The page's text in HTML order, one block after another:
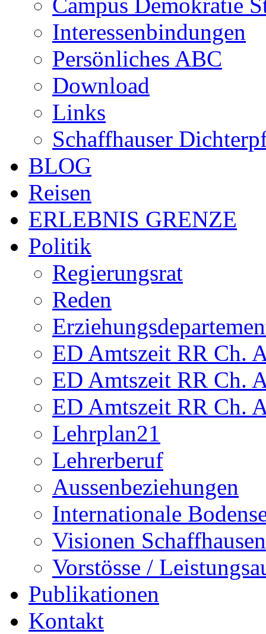
Interessenbindungen
Persönliches ABC
Download
Links
Schaffhauser
BLOG
Reisen
ERLEBNIS GRENZE
Politik
Regierungsrat
Reden
ED Amtszeit RR Ch.
ED Amtszeit RR Ch.
ED Amtszeit RR Ch.
Lehrplan21
Lehrerberuf
Aussenbeziehungen
Internationale
Visionen Schaffhausen
Vorstösse /
Publikationen
Kontakt